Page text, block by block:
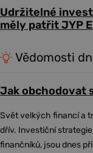
Udržitelné
měly patřit JYP
Vědomosti
Jak obchodovat
Svět velkých financí a
dřív. Investiční
finančníků, jsou dnes